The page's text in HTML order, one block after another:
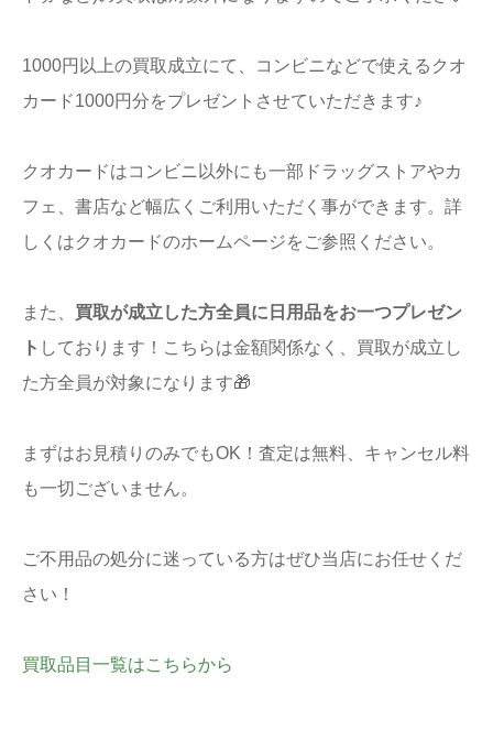
1000円以上の買取成立にて、コンビニなどで使えるクオ
カード1000円分をプレゼントさせていただきます♪
クオカードはコンビニ以外にも一部ドラッグストアやカ
フェ、書店など幅広くご利用いただく事ができます。詳
しくはクオカードのホームページをご参照ください。
また、 買取が成立した方全員に日用品をお一つプレゼン
ト しております！こちらは金額関係なく、買取が成立し
た方全員が対象になります🎁
まずはお見積りのみでもOK！査定は無料、キャンセル料
も一切ございません。
ご不用品の処分に迷っている方はぜひ当店にお任せくだ
さい！
買取品目一覧はこちらから